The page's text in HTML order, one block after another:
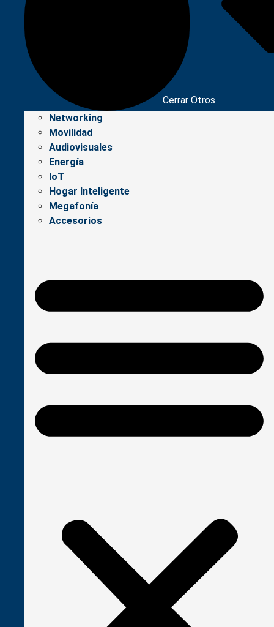
Cerrar Otros
Networking
Movilidad
Audiovisuales
Energía
IoT
Hogar Inteligente
Megafonía
Accesorios